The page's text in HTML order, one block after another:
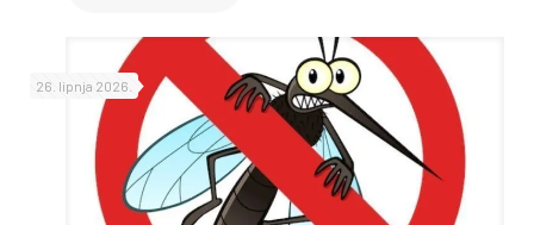
26. lipnja 2026.